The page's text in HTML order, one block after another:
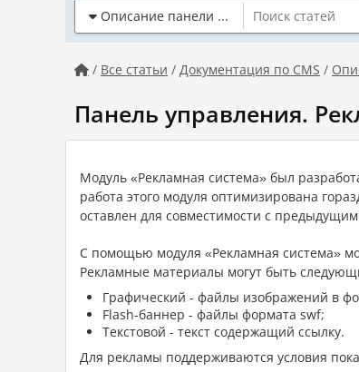
 Описание панели управления CMS
 / Все статьи / Документация по CMS /
Панель управления.
Модуль «Рекламная система» был
работа этого модуля оптимизирована
оставлен для совместимости с
С помощью модуля «Рекламная система»
Рекламные материалы могут быть
Графический - файлы изображений в
Flash-баннер - файлы формата swf;
Текстовой - текст содержащий ссылку.
Для рекламы поддерживаются условия